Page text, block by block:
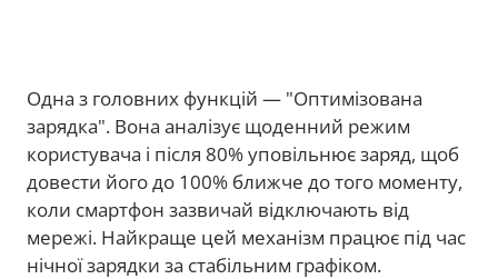
Одна з головних функцій — "Оптимізована
зарядка". Вона аналізує щоденний режим
користувача і після 80% уповільнює заряд, щоб
довести його до 100% ближче до того моменту,
коли смартфон зазвичай відключають від
мережі. Найкраще цей механізм працює під час
нічної зарядки за стабільним графіком.